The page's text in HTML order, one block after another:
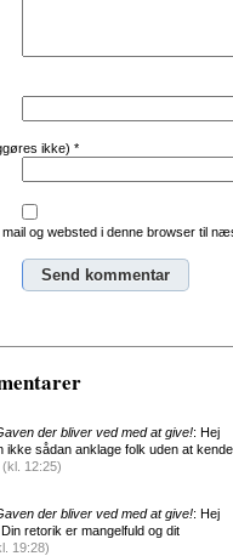
ikke) *
og websted i denne browser til
der bliver ved med at give!: Hej
ikke sådan anklage folk uden at kende
(kl. 12:25)
der bliver ved med at give!: Hej
retorik er mangelfuld og dit
19:28)